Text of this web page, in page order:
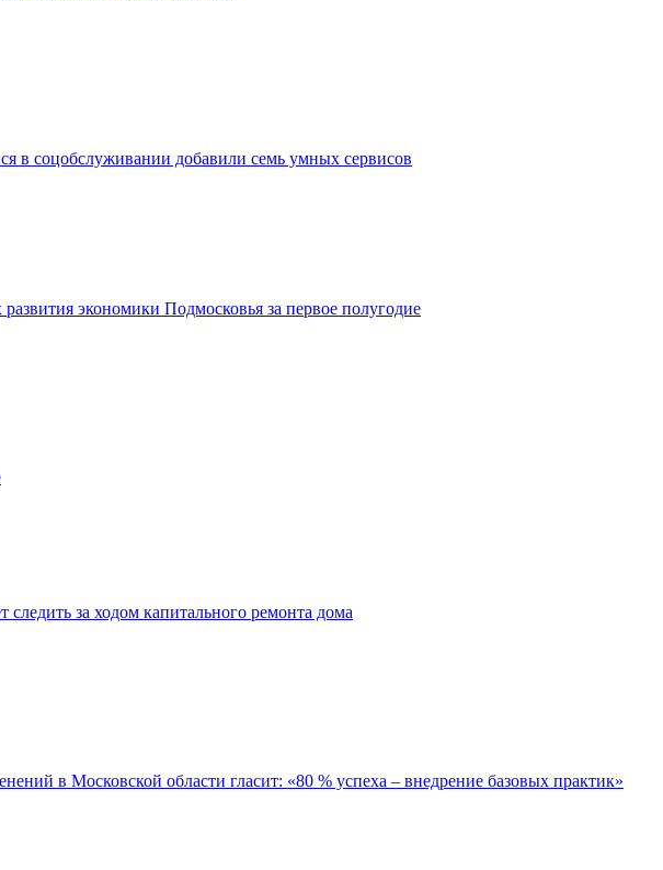
соцобслуживании добавили семь умных сервисов
экономики Подмосковья за первое полугодие
за ходом капитального ремонта дома
в Московской области гласит: «80 % успеха – внедрение базовых практик»